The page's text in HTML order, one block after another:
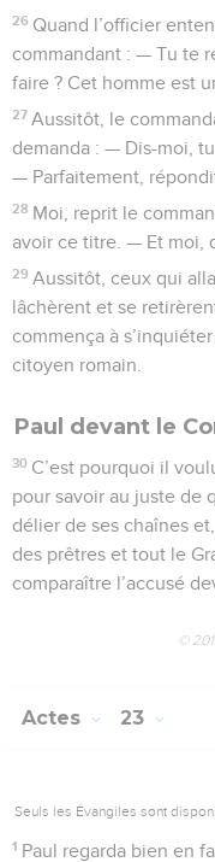
26 Quand l’officier
commandant : — Tu te
faire ? Cet homme est
27 Aussitôt, le
demanda : — Dis-moi,
— Parfaitement,
28 Moi, reprit le
avoir ce titre. — Et moi,
29 Aussitôt, ceux qui
lâchèrent et se
commença à
citoyen romain.
Paul devant le
30 C’est pourquoi il
pour savoir au juste de
délier de ses chaînes
des prêtres et tout le
comparaître l’accusé
©
Actes 23
Seuls les Évangiles sont
1 Paul regarda bien en